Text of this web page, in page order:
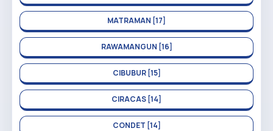
MATRAMAN [17]
RAWAMANGUN [16]
CIBUBUR [15]
CIRACAS [14]
CONDET [14]